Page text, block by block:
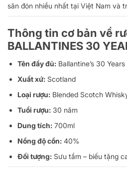
săn đón nhiều nhất tại Việt Nam và
Thông tin cơ bản về
BALLANTINES 30
Tên đầy đủ: Ballantine’s 30 Years
Xuất xứ: Scotland
Loại rượu: Blended Scotch
Tuổi rượu: 30 năm
Dung tích: 700ml
Nồng độ cồn: 40%
Đối tượng: Sưu tầm – biếu tặng